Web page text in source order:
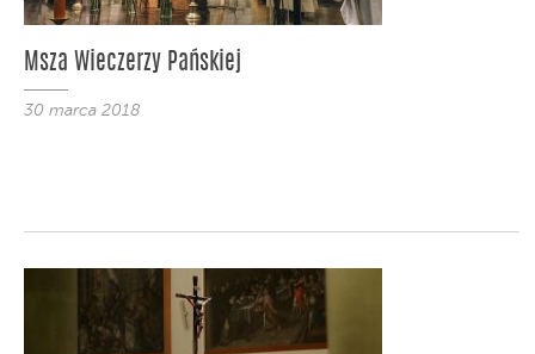
Msza Wieczerzy Pańskiej
30 marca 2018